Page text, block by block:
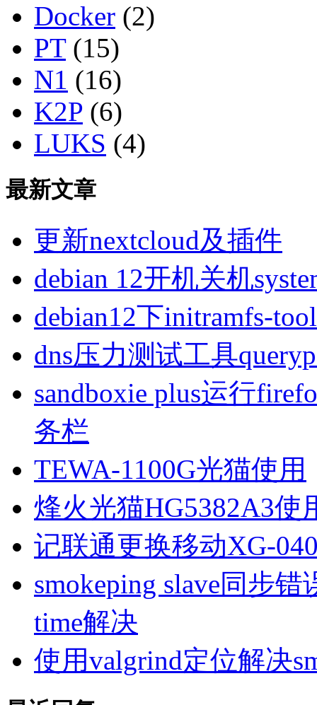
Docker (2)
PT(15)
N1 (16)
K2P (6)
LUKS (4)
最新文章
更新nextcloud及插件
debian 12开机关机
debian12下initramfs-
dns压力测试工具
sandboxie plus运行
务栏
TEWA-1100G光猫使用
烽火光猫HG5382A3使
记联通更换移动XG-
smokeping slave同步错
time解决
使用valgrind定位解决